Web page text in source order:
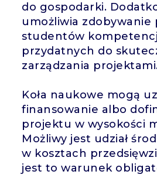
do gospodarki.
umożliwia zdobywanie
studentów
przydatnych do
zarządzania
Koła naukowe mogą
finansowanie albo
projektu w wysokości
Możliwy jest udział
w kosztach
jest to warunek